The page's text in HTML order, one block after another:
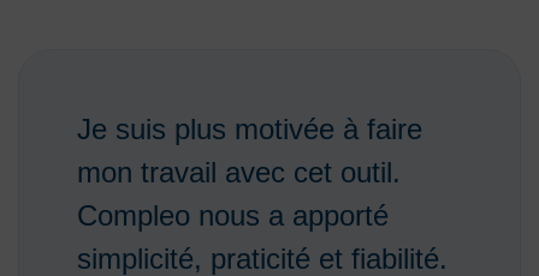
Je suis plus motivée à faire
mon travail avec cet outil.
Compleo nous a apporté
simplicité, praticité et fiabilité.